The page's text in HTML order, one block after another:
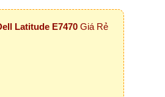
Latitude E7470 Giá Rẻ